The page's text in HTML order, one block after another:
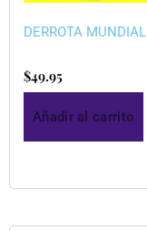
DERROTA MUNDIAL
$49.95
Añadir al carrito